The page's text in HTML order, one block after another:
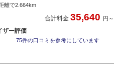
離で2.664km
合計料金 35,640 円～
ザー評価
75件の口コミを参考にしています